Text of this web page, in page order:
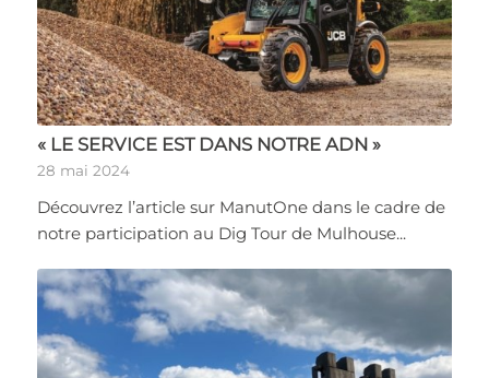
« LE SERVICE EST DANS NOTRE ADN »
28 mai 2024
Découvrez l’article sur ManutOne dans le cadre de
notre participation au Dig Tour de Mulhouse...